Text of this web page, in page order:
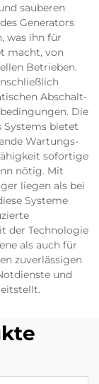
sauberen
Generators
was ihn für
macht, von
Betrieben.
Abschalt-
Die
bietet
Wartungs-
sofortige
nötig. Mit
liegen als bei
Systeme
der Technologie
als auch für
zuverlässigen
und